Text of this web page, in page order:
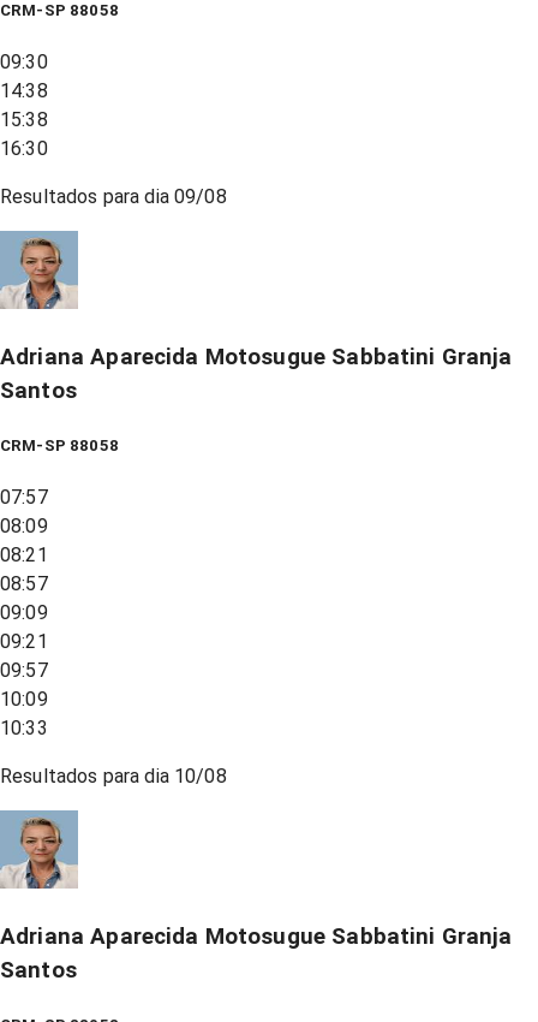
CRM-SP 88058
09:30
14:38
15:38
16:30
Resultados para dia09/08
Adriana Aparecida Motosugue Sabbatini Granja
Santos
CRM-SP 88058
07:57
08:09
08:21
08:57
09:09
09:21
09:57
10:09
10:33
Resultados para dia 10/08
Adriana Aparecida Motosugue Sabbatini Granja
Santos